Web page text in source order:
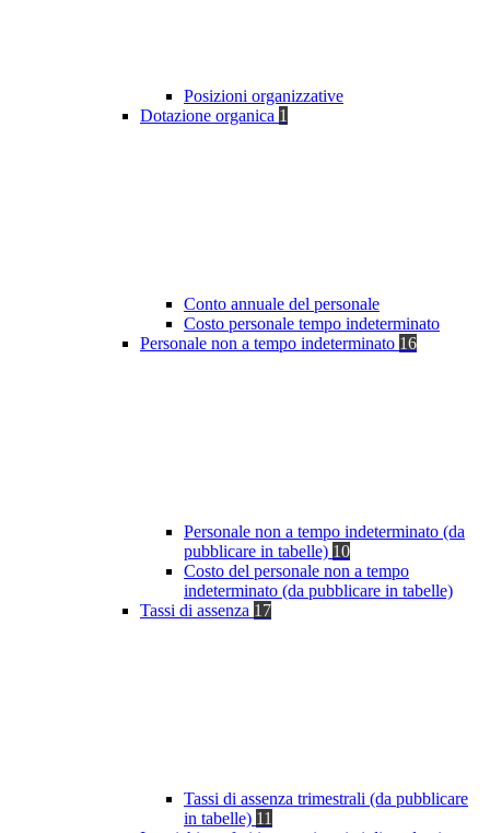
Posizioni organizzative
Dotazione organica 1
Conto annuale del personale
Costo personale tempo indeterminato
Personale non a tempo indeterminato 16
Personale non a tempo indeterminato (da
pubblicare in tabelle) 10
Costo del personale non a tempo
indeterminato (da pubblicare in tabelle)
Tassi di assenza 17
Tassi di assenza trimestrali (da pubblicare
in tabelle) 11